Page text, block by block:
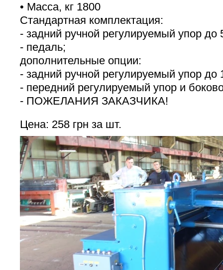
• Масса, кг 1800
Стандартная комплектация:
- задний ручной регулируемый упор
- педаль;
дополнительные опции:
- задний ручной регулируемый упор до
- передний регулируемый упор и
- ПОЖЕЛАНИЯ ЗАКАЗЧИКА!
Цена: 258 грн за шт.